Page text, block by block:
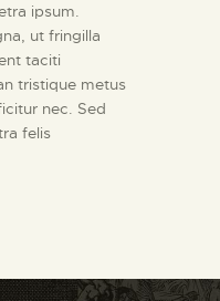
ipsum.
ut fringilla
taciti
tristique metus
nec. Sed
felis